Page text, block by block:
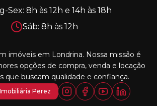
Sex: 8h às 12h e 14h às 18h
Sáb: 8h às 12h
imóveis em Londrina. Nossa missão é
opções de compra, venda e locação
que buscam qualidade e confiança.
Perez